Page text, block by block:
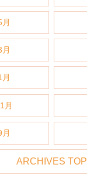
月
ARCHIVES TOP